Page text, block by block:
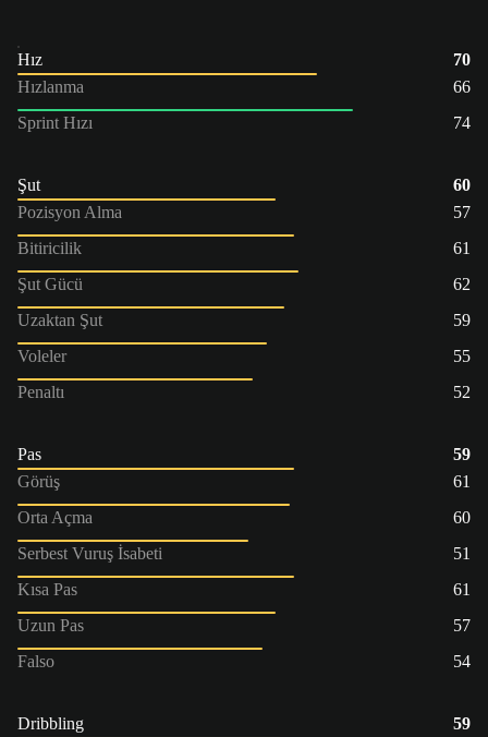
Hız
70
Hızlanma
66
Sprint Hızı
74
Şut
60
Pozisyon Alma
57
Bitiricilik
61
Şut Gücü
62
Uzaktan Şut
59
Voleler
55
Penaltı
52
Pas
59
Görüş
61
Orta Açma
60
Serbest Vuruş İsabeti
51
Kısa Pas
61
Uzun Pas
57
Falso
54
Dribbling
59